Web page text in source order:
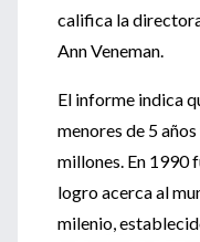
califica la
Ann Veneman.
El informe indica
menores de 5
millones. En 1990
logro acerca al
milenio,